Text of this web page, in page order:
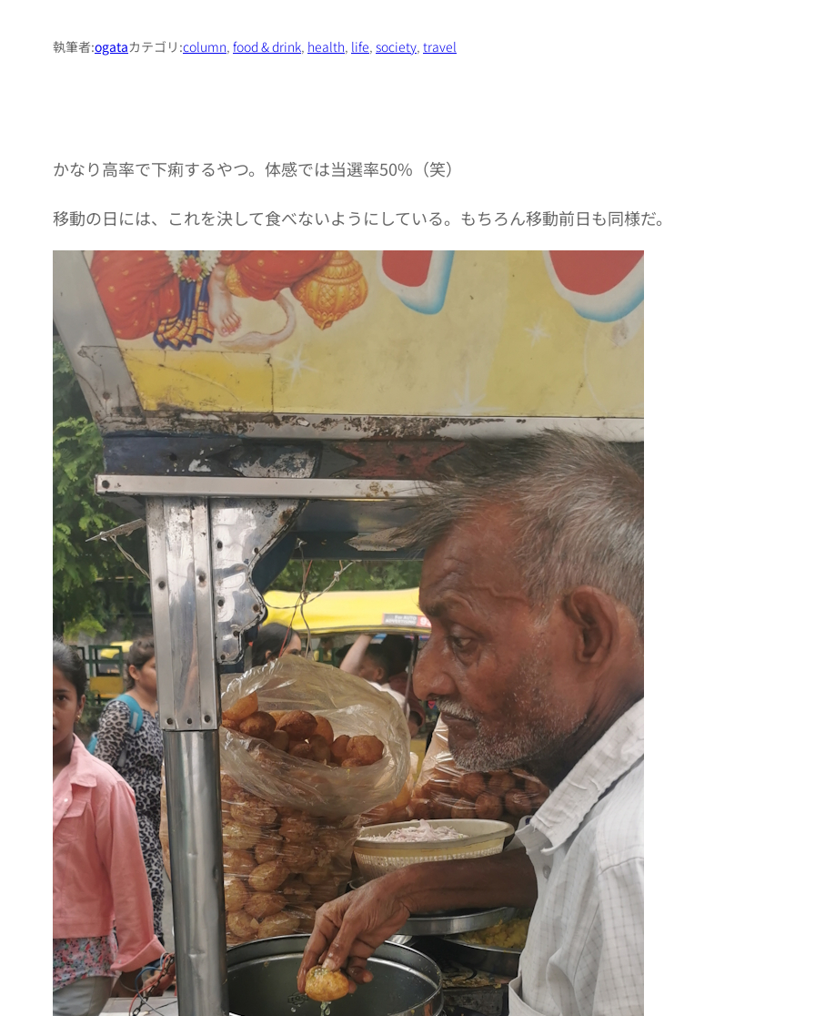
執筆者:ogataカテゴリ:column, food & drink, health, life, society, travel
かなり高率で下痢するやつ。体感では当選率50%（笑）
移動の日には、これを決して食べないようにしている。もちろん移動前日も同様だ。